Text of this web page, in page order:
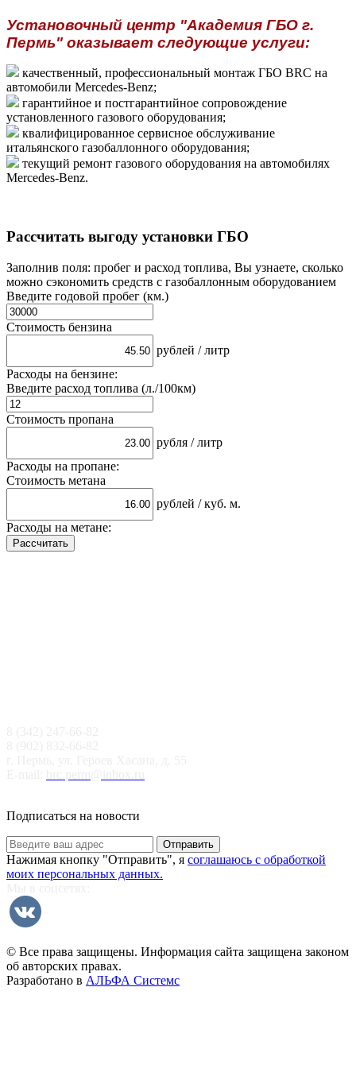
Установочный центр "Академия ГБО г.
Пермь" оказывает следующие услуги:
качественный, профессиональный монтаж ГБО BRC на
автомобили Mercedes-Benz;
гарантийное и постгарантийное сопровождение
установленного газового оборудования;
квалифицированное сервисное обслуживание
итальянского газобаллонного оборудования;
текущий ремонт газового оборудования на автомобилях
Mercedes-Benz.
Рассчитать выгоду установки ГБО
Заполнив поля: пробег и расход топлива, Вы узнаете, сколько
можно сэкономить средств с газобаллонным оборудованием
Введите годовой пробег (км.)
Стоимость бензина
рублей / литр
Расходы на бензине:
Введите расход топлива (л./100км)
Стоимость пропана
рубля / литр
Расходы на пропане:
Стоимость метана
рублей / куб. м.
Расходы на метане:
Подписаться на новости
Отправить
Нажимая кнопку "Отправить", я соглашаюсь с обработкой
моих персональных данных.
© Все права защищены. Информация сайта защищена законом
об авторских правах.
Разработано в АЛЬФА Системс